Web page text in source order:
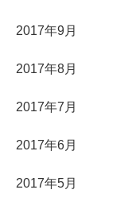
2017年9月
2017年8月
2017年7月
2017年6月
2017年5月